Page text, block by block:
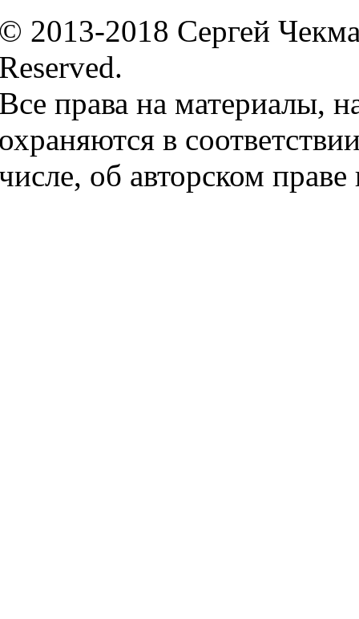
2013-2018 Сергей
права на материалы,
в
об авторском